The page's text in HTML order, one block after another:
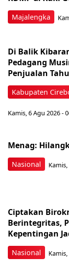
Majalengka
Kabupaten
Di Balik
Pedagang
Penjualan
Kamis, 6 Agu 2026 -
Nasional
Menag:
Nasional
Ciptakan
Berintegritas,
Kepentingan